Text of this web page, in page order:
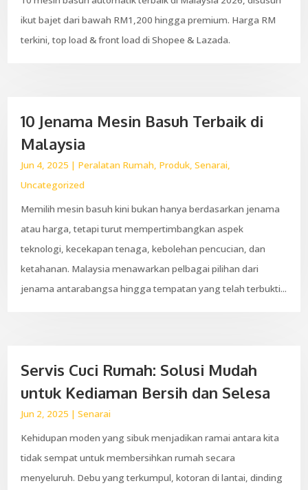
ikut bajet dari bawah RM1,200 hingga premium. Harga RM
terkini, top load & front load di Shopee & Lazada.
10 Jenama Mesin Basuh Terbaik di
Malaysia
Jun 4, 2025 | Peralatan Rumah, Produk,Senarai,
Uncategorized
Memilih mesin basuh kini bukan hanya berdasarkan jenama
atau harga, tetapi turut mempertimbangkan aspek
teknologi, kecekapan tenaga, kebolehan pencucian, dan
ketahanan. Malaysia menawarkan pelbagai pilihan dari
jenama antarabangsa hingga tempatan yang telah terbukti...
Servis Cuci Rumah: Solusi Mudah
untuk Kediaman Bersih dan Selesa
Jun 2, 2025 |Senarai
Kehidupan moden yang sibuk menjadikan ramai antara kita
tidak sempat untuk membersihkan rumah secara
menyeluruh. Debu yang terkumpul, kotoran di lantai, dinding